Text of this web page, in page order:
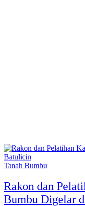
Tanah Bumbu
Rakon dan
Bumbu Digelar